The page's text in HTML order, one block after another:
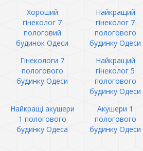
Хороший
гінеколог 7
пологовий
будинок Одеси
Найкращий
гінеколог 7
пологового
будинку Одеси
Гінекологи 7
пологового
будинку Одеси
Найкращий
гінеколог 5
пологового
будинку Одеси
Найкращі акушери
1 пологового
будинку Одеса
Акушери 1
пологового
будинку Одеси